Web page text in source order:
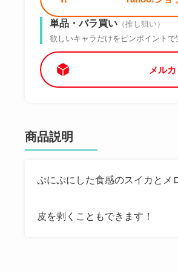
単品・バラ買い （推し狙い）
欲しいキャラだけをピンポイントで
メルカ
商品説明
ぷにぷにした食感のスイカとメ
皮を剥くこともできます！